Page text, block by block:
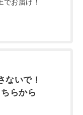
お届け！
ないで！
ちらから